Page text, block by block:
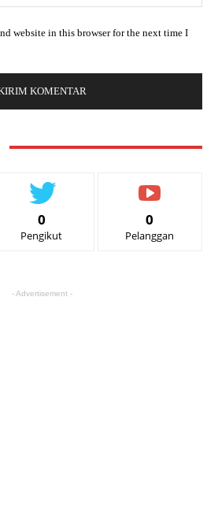
website in this browser for the next time I
0
Pengikut
0
Pelanggan
- Advertisement -